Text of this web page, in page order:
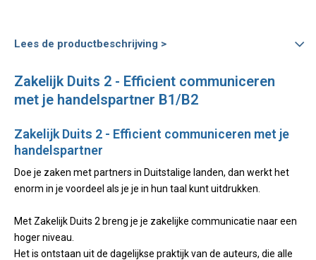
Lees de productbeschrijving >
Zakelijk Duits 2 - Efficient communiceren
met je handelspartner B1/B2
Zakelijk Duits 2 - Efficient communiceren met je
handelspartner
Doe je zaken met partners in Duitstalige landen, dan werkt het
enorm in je voordeel als je je in hun taal kunt uitdrukken.
Met Zakelijk Duits 2 breng je je zakelijke communicatie naar een
hoger niveau.
Het is ontstaan uit de dagelijkse praktijk van de auteurs, die alle